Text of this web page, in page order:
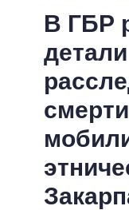
ЛЕНТА
СТАТЬИ
МНЕНИЯ
ОБЗОРЫ
ВСЕ
ГЛАВЫ
МЭРЫ
В ГБР
детали
смерти